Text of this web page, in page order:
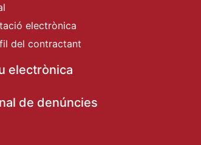
electrònica
del contractant
electrònica
de denúncies